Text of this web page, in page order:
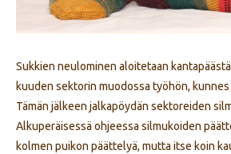
Sukkien neulominen aloitetaan
kuuden sektorin muodossa työhön,
Tämän jälkeen jalkapöydän sektoreiden
Alkuperäisessä ohjeessa silmukoiden
kolmen puikon päättelyä, mutta itse koin